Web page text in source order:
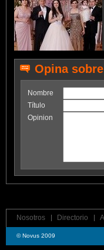
Opina
Nombre
Título
Opinion
Nosotros Directorio
© Novus 2009